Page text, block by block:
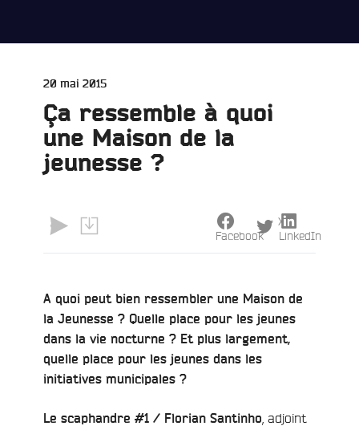
Publié
20 mai 2015
Ça ressemble à quoi
une Maison de la
jeunesse ?
A quoi peut bien ressembler une Maison de
la Jeunesse ? Quelle place pour les jeunes
dans la vie nocturne ? Et plus largement,
quelle place pour les jeunes dans les
initiatives municipales ?
Le scaphandre #1 / Florian Santinho , adjoint
Facebook
X
LinkedIn